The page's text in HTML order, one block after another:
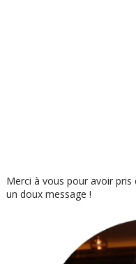
Merci à vous pour avoir
un doux message !